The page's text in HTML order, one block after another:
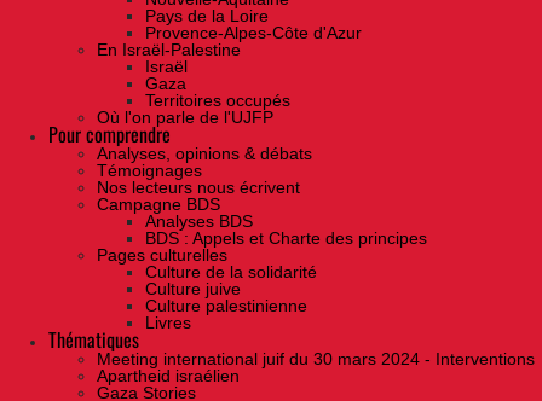
Pays de la Loire
Provence-Alpes-Côte d'Azur
En Israël-Palestine
Israël
Gaza
Territoires occupés
Où l'on parle de l'UJFP
Pour comprendre
Analyses, opinions & débats
Témoignages
Nos lecteurs nous écrivent
Campagne BDS
Analyses BDS
BDS : Appels et Charte des principes
Pages culturelles
Culture de la solidarité
Culture juive
Culture palestinienne
Livres
Thématiques
Meeting international juif du 30 mars 2024 - Interventions
Apartheid israélien
Gaza Stories